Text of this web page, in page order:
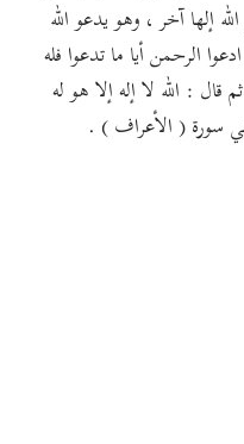
إلها آخر ، وهو يدعو الله
الرحمن أيا ما تدعوا فله
: الله لا إله إلا هو له
في سورة ( الأعراف ) .